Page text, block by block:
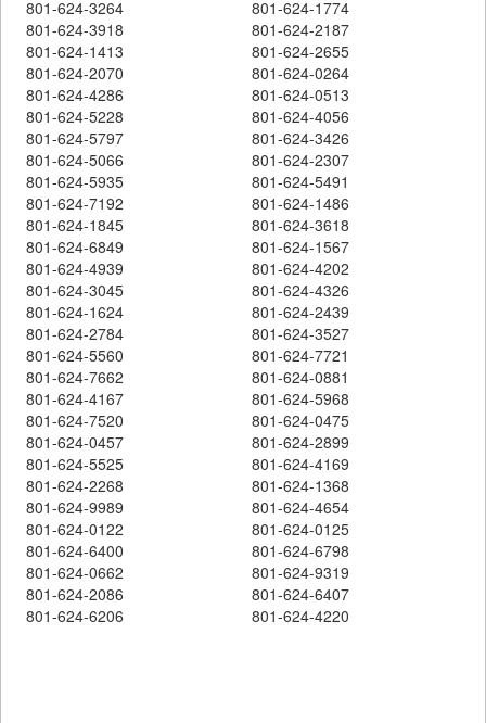
801-624-3264
801-624-1774
801-624-3918
801-624-2187
801-624-1413
801-624-2655
801-624-2070
801-624-0264
801-624-4286
801-624-0513
801-624-5228
801-624-4056
801-624-5797
801-624-3426
801-624-5066
801-624-2307
801-624-5935
801-624-5491
801-624-7192
801-624-1486
801-624-1845
801-624-3618
801-624-6849
801-624-1567
801-624-4939
801-624-4202
801-624-3045
801-624-4326
801-624-1624
801-624-2439
801-624-2784
801-624-3527
801-624-5560
801-624-7721
801-624-7662
801-624-0881
801-624-4167
801-624-5968
801-624-7520
801-624-0475
801-624-0457
801-624-2899
801-624-5525
801-624-4169
801-624-2268
801-624-1368
801-624-9989
801-624-4654
801-624-0122
801-624-0125
801-624-6400
801-624-6798
801-624-0662
801-624-9319
801-624-2086
801-624-6407
801-624-6206
801-624-4220